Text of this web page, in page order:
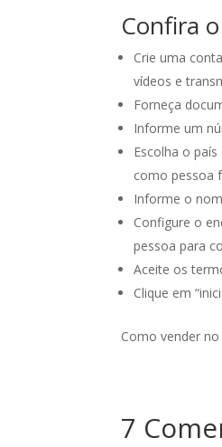
Confira
Crie uma
vídeos e
Forneça
Informe um
Escolha o
como pessoa
Informe o
Configure o
pessoa para
Aceite os
Clique em
Como vender
7